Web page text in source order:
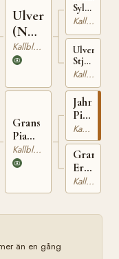
Ulver
(NO)
N
2071
Kallblodig Travare
Grans
Pia
(NO)
T-
Kallblodig Travare
Sylfiden
(NO)
45
Kallblodig Travare
Ulverud
Stjerna
(NO)
1304
Kallblodig Travare
Jahn
Piril
(NO)
N
1932
Kallblodig Travare
Grans
Erna
(NO)
T-
Kallblodig Travare
än en gång